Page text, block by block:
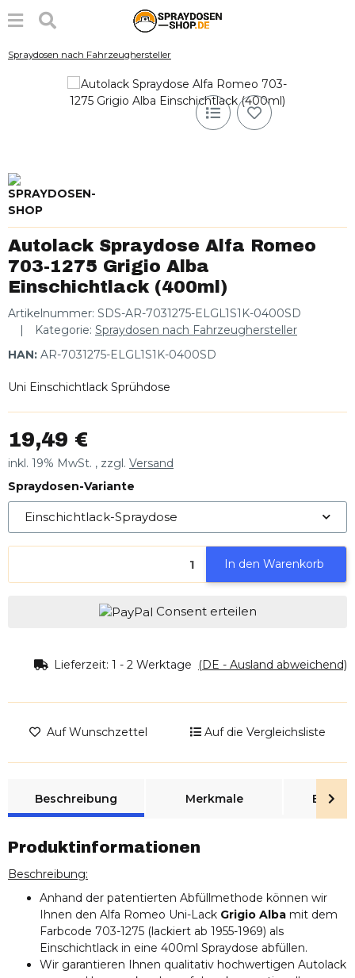
Spraydosen nach Fahrzeughersteller
Autolack Spraydose Alfa Romeo
703-1275 Grigio Alba
Einschichtlack (400ml)
Artikelnummer: SDS-AR-7031275-ELGL1S1K-0400SD
Kategorie: Spraydosen nach Fahrzeughersteller
HAN: AR-7031275-ELGL1S1K-0400SD
Uni Einschichtlack Sprühdose
19,49 €
inkl. 19% MwSt. , zzgl. Versand
Spraydosen-Variante
Einschichtlack-Spraydose
In den Warenkorb
Consent erteilen
Lieferzeit: 1 - 2 Werktage (DE - Ausland abweichend)
Auf Wunschzettel Auf die Vergleichsliste
Beschreibung
Merkmale
Produktinformationen
Beschreibung:
Anhand der patentierten Abfüllmethode können wir
Ihnen den Alfa Romeo Uni-Lack Grigio Alba mit dem
Farbcode 703-1275 (lackiert ab 1955-1969) als
Einschichtlack in eine 400ml Spraydose abfüllen.
Wir garantieren Ihnen qualitativ hochwertigen Autolack